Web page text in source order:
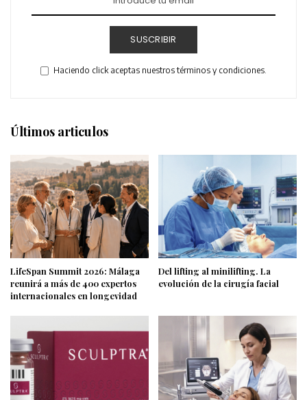
SUSCRIBIR
Haciendo click aceptas nuestros términos y condiciones.
Últimos articulos
LifeSpan Summit 2026: Málaga
reunirá a más de 400 expertos
internacionales en longevidad
Del lifting al minilifting. La
evolución de la cirugía facial